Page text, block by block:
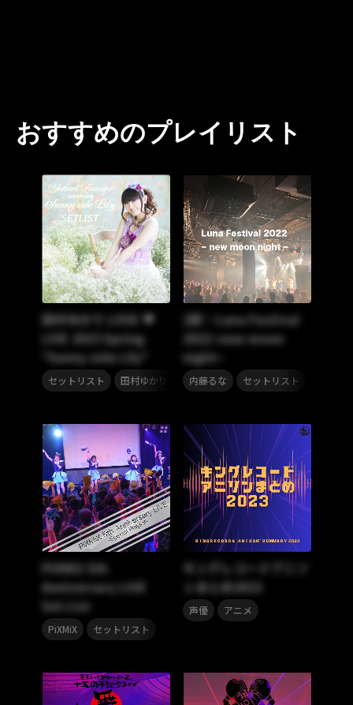
おすすめのプレイリスト
田村ゆかり LOVE ♥
LIVE 2015 Spring
*Sunny side Lily*
セットリスト 田村ゆかり
2部：Luna Festival
2022~new moon
night~
内藤るな セットリスト
PiXMiX 5th
Anniversary LIVE
Set List
PiXMiX セットリスト
キングレコードアニソ
ンまとめ2023
声優 アニメ